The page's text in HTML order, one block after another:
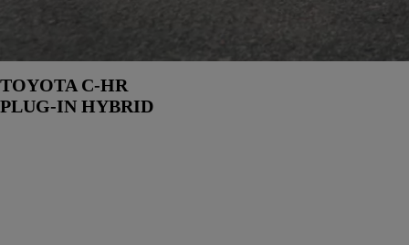
TOYOTA C-HR
PLUG-IN HYBRID